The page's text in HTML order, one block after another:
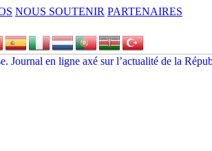
NOUS SOUTENIR PARTENAIRES